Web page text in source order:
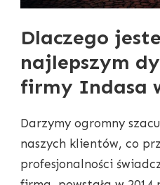
Dlaczego
najlepszym
firmy Indasa
Darzymy ogromny
naszych klientów, co
profesjonalności